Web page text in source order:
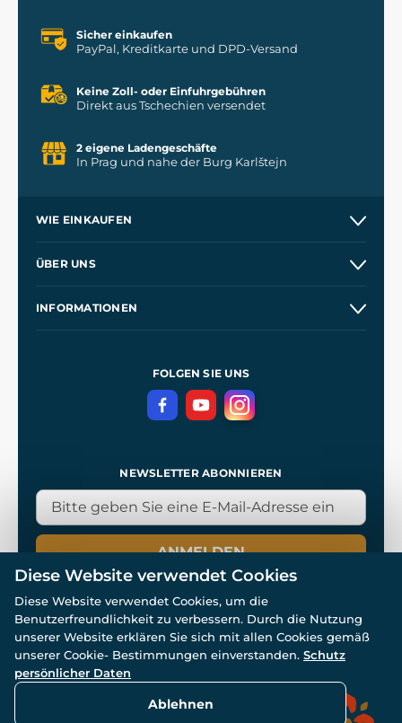
Sicher einkaufen
PayPal, Kreditkarte und DPD-Versand
Keine Zoll- oder Einfuhrgebühren
Direkt aus Tschechien versendet
2 eigene Ladengeschäfte
In Prag und nahe der Burg Karlštejn
WIE EINKAUFEN
Kontakt
ÜBER UNS
INFORMATIONEN
DatenschutzerklärungFOLGEN SIE UNS
NEWSLETTER ABONNIEREN
ANMELDEN
© Alle Rechte vorbehalten. www.wulflund.de 2007-2026.
Powered by
Diese Website verwendet Cookies
Diese Website verwendet Cookies, um die
Benutzerfreundlichkeit zu verbessern. Durch die Nutzung
unserer Website erklären Sie sich mit allen Cookies gemäß
unserer Cookie- Bestimmungen einverstanden. Schutz
persönlicher Daten
Ablehnen